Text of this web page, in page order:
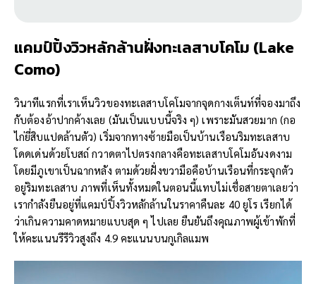
แคมป์ปิ้งวิวหลักล้านฝั่งทะเลสาบโคโม (Lake
Como)
วินาทีแรกที่เราเห็นวิวของทะเลสาบโคโมจากจุดกางเต็นท์ที่จองมาถึง
กับต้องอ้าปากค้างเลย (มันเป็นแบบนี้จริง ๆ) เพราะมันสวยมาก (กอ
ไก่ยี่สิบแปดล้านตัว) เริ่มจากทางซ้ายมือเป็นบ้านเรือนริมทะเลสาบ
โดดเด่นด้วยโบสถ์ กวาดตาไปตรงกลางคือทะเลสาบโคโมอันงดงาม
โดยมีภูเขาเป็นฉากหลัง ตามด้วยฝั่งขวามือคือบ้านเรือนที่กระจุกตัว
อยู่ริมทะเลสาบ ภาพที่เห็นทั้งหมดในตอนนี้แทบไม่เชื่อสายตาเลยว่า
เรากำลังยืนอยู่ที่แคมป์ปิ้งวิวหลักล้านในราคาคืนละ 40 ยูโร เรียกได้
ว่าเกินความคาดหมายแบบสุด ๆ ไปเลย ยืนยันถึงคุณภาพผู้เข้าพักที่
ให้คะแนนรีรีวิวสูงถึง 4.9 คะแนนบนกูเกิลแมพ